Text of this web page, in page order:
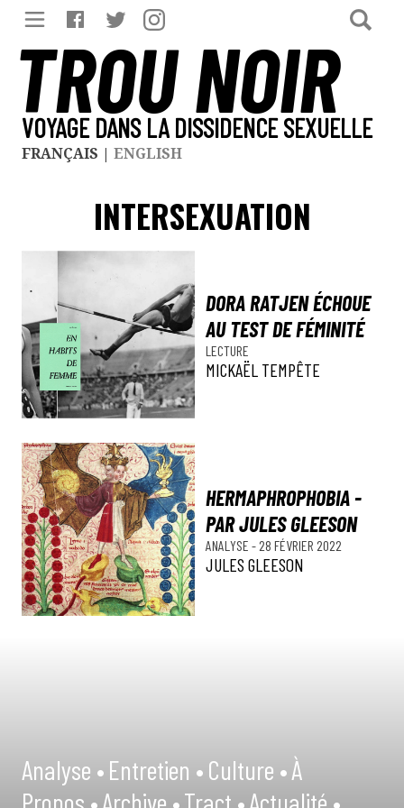
TROU NOIR
VOYAGE DANS LA DISSIDENCE SEXUELLE
FRANÇAIS | ENGLISH
INTERSEXUATION
DORA RATJEN ÉCHOUE
AU TEST DE FÉMINITÉ
LECTURE
MICKAËL TEMPÊTE
HERMAPHROPHOBIA -
PAR JULES GLEESON
ANALYSE - 28 FÉVRIER 2022
JULES GLEESON
Analyse •Entretien •Culture •À